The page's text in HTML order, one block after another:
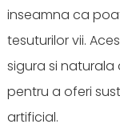
inseamna ca
tesuturilor vii.
sigura si naturala
pentru a oferi
artificial.